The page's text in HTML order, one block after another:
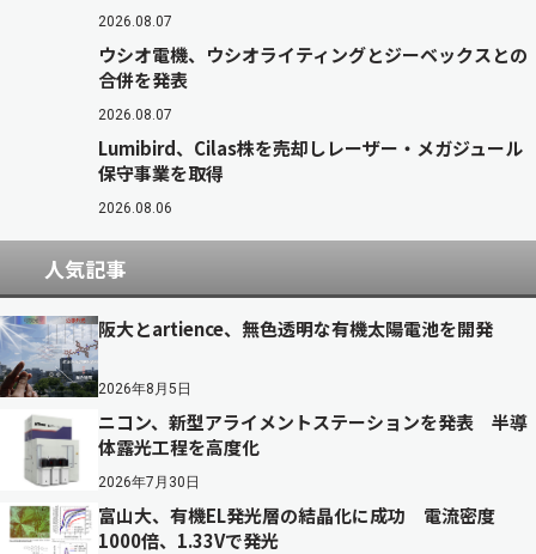
2026.08.07
ウシオ電機、ウシオライティングとジーベックスとの
合併を発表
2026.08.07
Lumibird、Cilas株を売却しレーザー・メガジュール
保守事業を取得
2026.08.06
人気記事
阪大とartience、無色透明な有機太陽電池を開発
2026年8月5日
ニコン、新型アライメントステーションを発表 半導
体露光工程を高度化
2026年7月30日
富山大、有機EL発光層の結晶化に成功 電流密度
1000倍、1.33Vで発光